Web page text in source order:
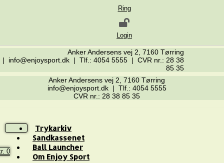
Ring
Login
Anker Andersens vej 2, 7160 Tørring
| info@enjoysport.dk | Tlf.: 4054 5555 | CVR nr.: 28 38
85 35
Anker Andersens vej 2, 7160 Tørring
info@enjoysport.dk | Tlf.: 4054 5555
CVR nr.: 28 38 85 35
Trykarkiv
Sandkassenet
Ball Launcher
Om Enjoy Sport
0